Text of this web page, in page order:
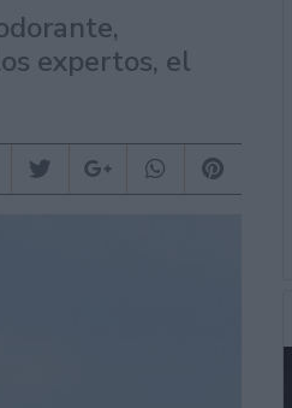
expertos, el